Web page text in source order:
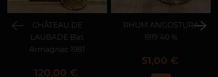
CHÂTEAU DE
LAUBADE Bas
Armagnac 1981
Prix
120,00 €
RHUM ANGOSTURA
1919 40 %
Prix
51,00 €